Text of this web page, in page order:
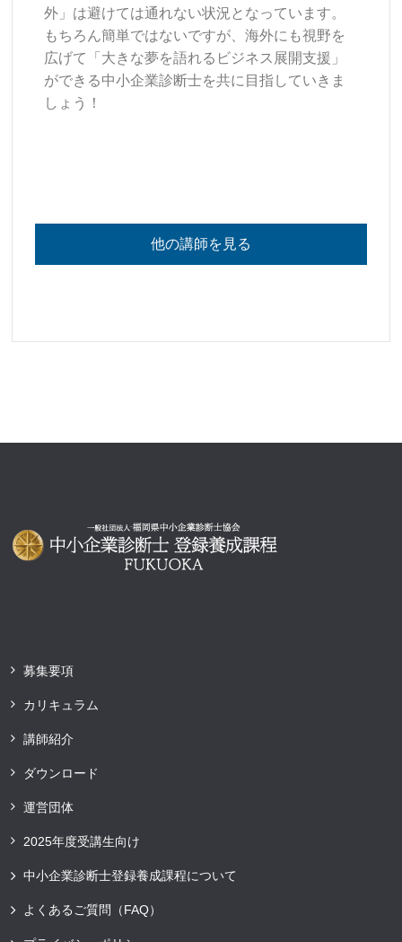
外」は避けては通れない状況となっています。
もちろん簡単ではないですが、海外にも視野を
広げて「大きな夢を語れるビジネス展開支援」
ができる中小企業診断士を共に目指していきま
しょう！
他の講師を見る
募集要項
カリキュラム
講師紹介
ダウンロード
運営団体
2025年度受講生向け
中小企業診断士登録養成課程について
よくあるご質問（FAQ）